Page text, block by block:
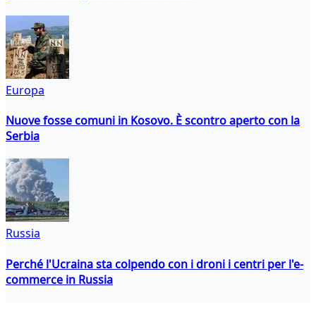
Europa
Nuove fosse comuni in Kosovo. È scontro aperto con la
Serbia
Russia
Perché l'Ucraina sta colpendo con i droni i centri per l'e-
commerce in Russia